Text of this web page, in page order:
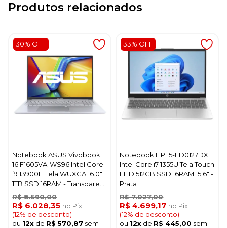
Produtos relacionados
30% OFF
Notebook ASUS Vivobook
16 F1605VA-WS96 Intel Core
i9 13900H Tela WUXGA 16.0"
1TB SSD 16RAM - Transparent
Prata
R$ 8.590,00
R$ 6.028,35 no Pix
(12% de desconto)
ou 12x de R$ 570,87 sem
33% OFF
Notebook HP 15-FD0127DX
Intel Core i7 1355U Tela Touch
FHD 512GB SSD 16RAM 15.6" -
Prata
R$ 7.027,00
R$ 4.699,17 no Pix
(12% de desconto)
ou 12x de R$ 445,00 sem